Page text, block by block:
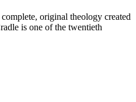
original theology created
is one of the twentieth